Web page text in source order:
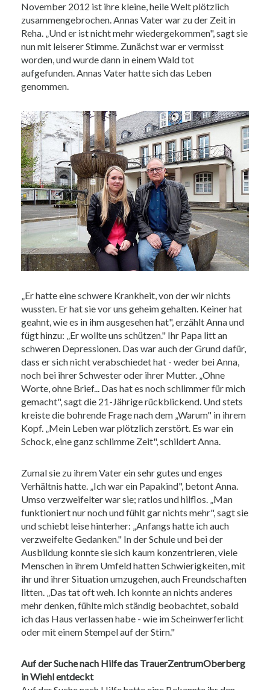
November 2012 ist ihre kleine, heile Welt plötzlich
zusammengebrochen. Annas Vater war zu der Zeit in
Reha. „Und er ist nicht mehr wiedergekommen", sagt sie
nun mit leiserer Stimme. Zunächst war er vermisst
worden, und wurde dann in einem Wald tot
aufgefunden. Annas Vater hatte sich das Leben
genommen.
„Er hatte eine schwere Krankheit, von der wir nichts
wussten. Er hat sie vor uns geheim gehalten. Keiner hat
geahnt, wie es in ihm ausgesehen hat", erzählt Anna und
fügt hinzu: „Er wollte uns schützen." Ihr Papa litt an
schweren Depressionen. Das war auch der Grund dafür,
dass er sich nicht verabschiedet hat - weder bei Anna,
noch bei ihrer Schwester oder ihrer Mutter. „Ohne
Worte, ohne Brief... Das hat es noch schlimmer für mich
gemacht", sagt die 21-Jährige rückblickend. Und stets
kreiste die bohrende Frage nach dem „Warum" in ihrem
Kopf. „Mein Leben war plötzlich zerstört. Es war ein
Schock, eine ganz schlimme Zeit", schildert Anna.
Zumal sie zu ihrem Vater ein sehr gutes und enges
Verhältnis hatte. „Ich war ein Papakind", betont Anna.
Umso verzweifelter war sie; ratlos und hilflos. „Man
funktioniert nur noch und fühlt gar nichts mehr", sagt sie
und schiebt leise hinterher: „Anfangs hatte ich auch
verzweifelte Gedanken." In der Schule und bei der
Ausbildung konnte sie sich kaum konzentrieren, viele
Menschen in ihrem Umfeld hatten Schwierigkeiten, mit
ihr und ihrer Situation umzugehen, auch Freundschaften
litten. „Das tat oft weh. Ich konnte an nichts anderes
mehr denken, fühlte mich ständig beobachtet, sobald
ich das Haus verlassen habe - wie im Scheinwerferlicht
oder mit einem Stempel auf der Stirn."
Auf der Suche nach Hilfe das TrauerZentrumOberberg
in Wiehl entdeckt